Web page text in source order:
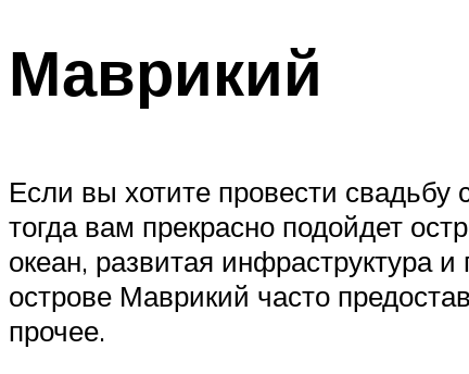
Маврикий
Если вы хотите провести
тогда вам прекрасно подойдет
океан, развитая инфраструктура
острове Маврикий часто
прочее.